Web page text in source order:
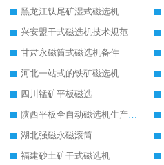
黑龙江钛尾矿湿式磁选机
兴安盟干式磁选机技术规范
甘肃永磁筒式磁选机备件
河北一站式的铁矿磁选机
四川锰矿平板磁选
陕西平板全自动磁选机生产厂家
湖北强磁永磁滚筒
福建砂土矿干式磁选机